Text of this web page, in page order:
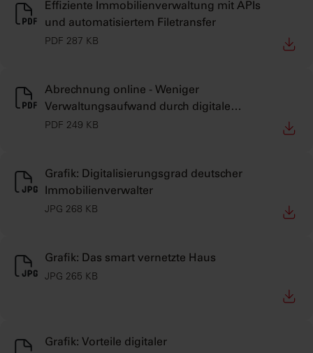
Effiziente Immobilienverwaltung mit APIs
und automatisiertem Filetransfer
PDF 287 KB
Abrechnung online - Weniger
Verwaltungsaufwand durch digitale
Lösungen
PDF 249 KB
Grafik: Digitalisierungsgrad deutscher
Immobilienverwalter
JPG 268 KB
Grafik: Das smart vernetzte Haus
JPG 265 KB
Grafik: Vorteile digitaler